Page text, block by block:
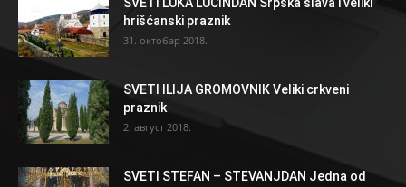
SVETI LUKA LUČINDAN Srpska slava i veliki
hrišćanski praznik
31. октобар 2018.
SVETI ILIJA GROMOVNIK Veliki crkveni
praznik
2. август 2018.
SVETI STEFAN – STEVANJDAN Jedna od